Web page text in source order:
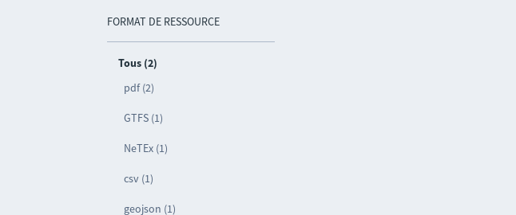
FORMAT DE RESSOURCE
Tous (2)
pdf (2)
GTFS (1)
NeTEx (1)
csv (1)
geojson (1)